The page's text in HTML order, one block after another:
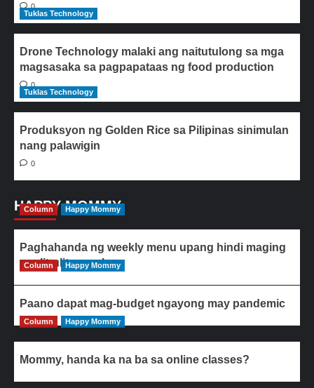
0
Tuklas Technology
Drone Technology malaki ang naitutulong sa mga
magsasaka sa pagpapataas ng food production
0
Tuklas Technology
Produksyon ng Golden Rice sa Pilipinas sinimulan
nang palawigin
0
HAPPY MOMMY
Column Happy Mommy
Paghahanda ng weekly menu upang hindi maging
paulit-ulit ang ulam
Column Happy Mommy
Paano dapat mag-budget ngayong may pandemic
Column Happy Mommy
Mommy, handa ka na ba sa online classes?